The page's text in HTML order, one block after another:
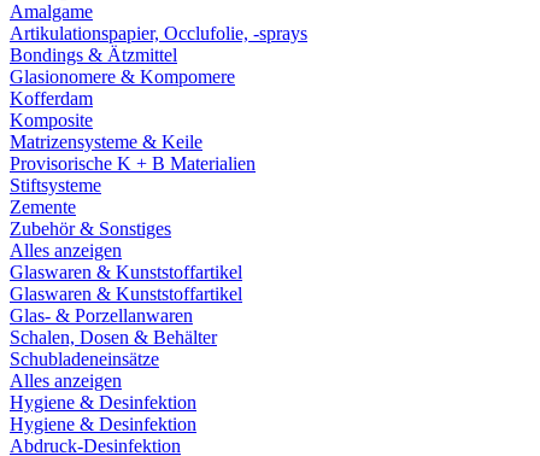
Amalgame
Artikulationspapier, Occlufolie, -sprays
Bondings & Ätzmittel
Glasionomere & Kompomere
Kofferdam
Komposite
Matrizensysteme & Keile
Provisorische K + B Materialien
Stiftsysteme
Zemente
Zubehör & Sonstiges
Alles anzeigen
Glaswaren & Kunststoffartikel
Glaswaren & Kunststoffartikel
Glas- & Porzellanwaren
Schalen, Dosen & Behälter
Schubladeneinsätze
Alles anzeigen
Hygiene & Desinfektion
Hygiene & Desinfektion
Abdruck-Desinfektion